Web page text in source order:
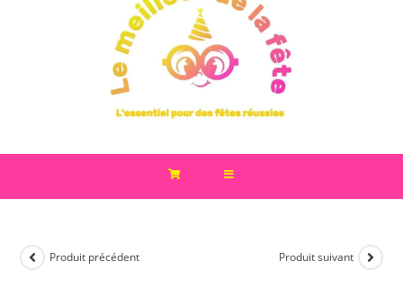
Produit précédent Produit suivant